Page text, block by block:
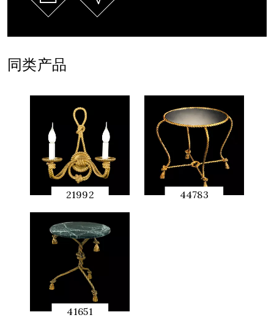
同类产品
21992
快速预
览
44783
41651